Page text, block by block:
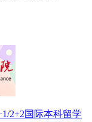
2+2国际本科留学